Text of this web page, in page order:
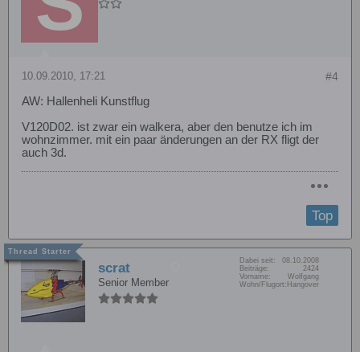
#4
10.09.2010, 17:21
AW: Hallenheli Kunstflug
V120D02. ist zwar ein walkera, aber den benutze ich im
wohnzimmer. mit ein paar änderungen an der RX fligt der
auch 3d.
Top
scrat
Senior Member
Dabei seit:
08.10.2008
Beiträge:
2424
Vorname:
Wolfgang
Wohn/Flugort: Hangover